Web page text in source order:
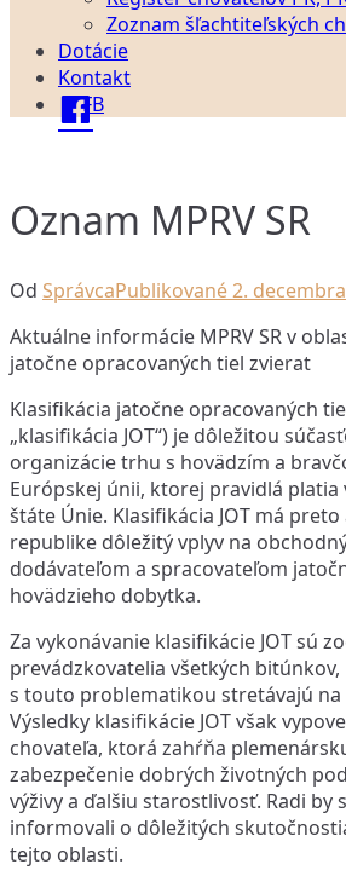
Zoznam šľachtiteľských
Dotácie
Kontakt
FB
Oznam MPRV SR
Od SprávcaPublikované2.
Aktuálne informácie MPRV SR v
jatočne opracovaných tiel zvierat
Klasifikácia jatočne opracovaných
„klasifikácia JOT“) je dôležitou
organizácie trhu s hovädzím a
Európskej únii, ktorej pravidlá platia
štáte Únie. Klasifikácia JOT má preto
republike dôležitý vplyv na
dodávateľom a spracovateľom
hovädzieho dobytka.
Za vykonávanie klasifikácie JOT sú
prevádzkovatelia všetkých
s touto problematikou stretávajú na
Výsledky klasifikácie JOT však
chovateľa, ktorá zahŕňa
zabezpečenie dobrých životných
výživy a ďalšiu starostlivosť. Radi by
informovali o dôležitých
tejto oblasti.